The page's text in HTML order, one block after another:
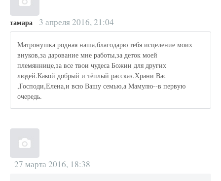
тамара 3 апреля 2016, 21:04
Матронушка родная наша,благодарю тебя исцеление моих
внуков,за дарование мне работы,за деток моей
племяннице,за все твои чудеса Божии для других
людей.Какой добрый и тёплый рассказ.Храни Вас
,Господи,Елена,и всю Вашу семью,а Мамулю--в первую
очередь.
27 марта 2016, 18:38